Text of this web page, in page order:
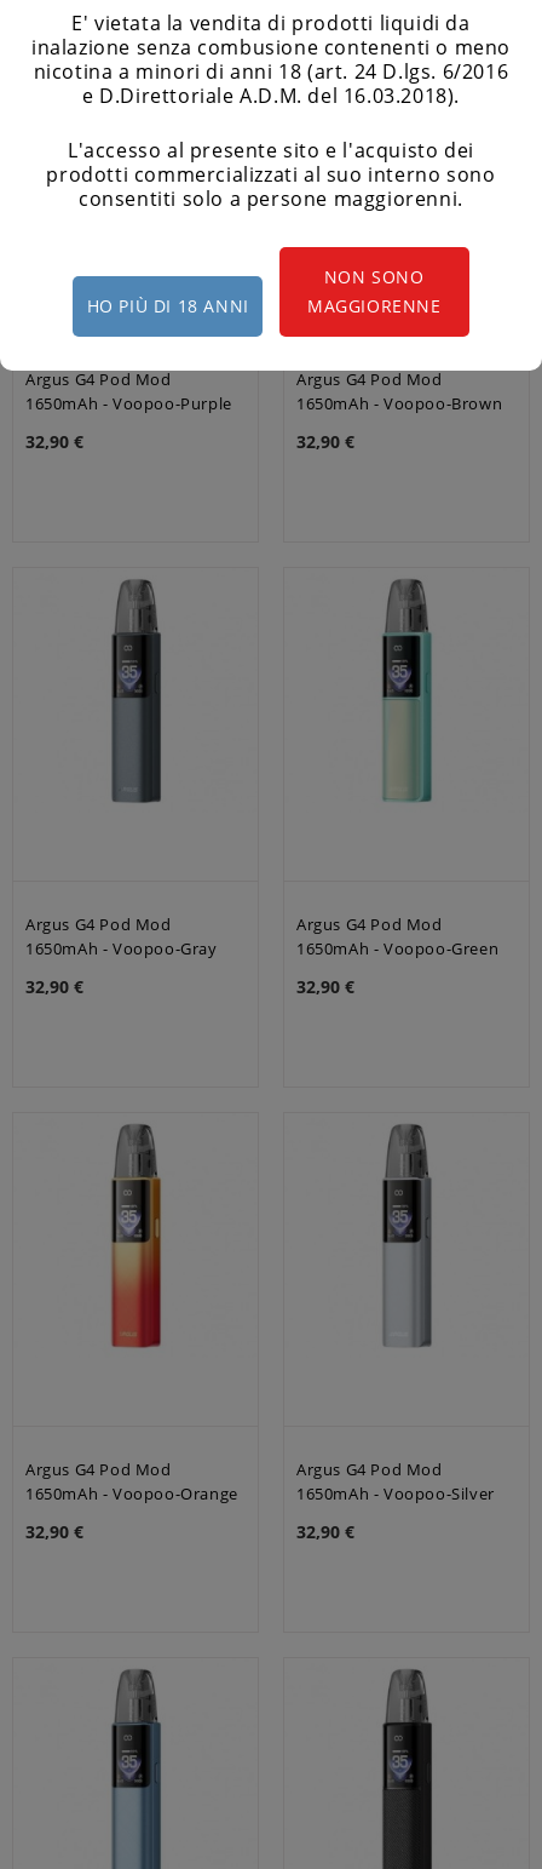
E' vietata la vendita di prodotti liquidi da
inalazione senza combusione contenenti o meno
nicotina a minori di anni 18 (art. 24 D.lgs. 6/2016
e D.Direttoriale A.D.M. del 16.03.2018).
L'accesso al presente sito e l'acquisto dei
prodotti commercializzati al suo interno sono
consentiti solo a persone maggiorenni.
HO PIÙ DI 18 ANNI
NON SONO
MAGGIORENNE
Argus G4 Pod Mod
1650mAh - Voopoo-Purple
32,90 €
Argus G4 Pod Mod
1650mAh - Voopoo-Brown
32,90 €
Argus G4 Pod Mod
1650mAh - Voopoo-Gray
32,90 €
Argus G4 Pod Mod
1650mAh - Voopoo-Green
32,90 €
Argus G4 Pod Mod
1650mAh - Voopoo-Orange
32,90 €
Argus G4 Pod Mod
1650mAh - Voopoo-Silver
32,90 €